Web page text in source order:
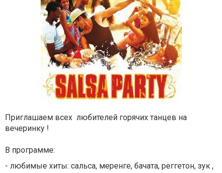
Приглашаем всех любителей горячих танцев на
вечеринку !
В программе:
- любимые хиты: сальса, меренге, бачата, реггетон, зук ,